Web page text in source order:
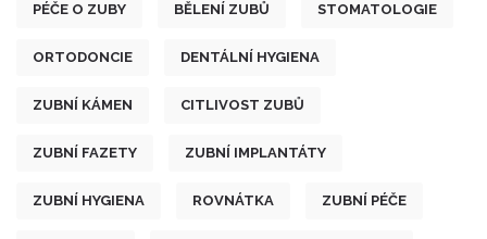
PÉČE O ZUBY BĚLENÍ ZUBŮ STOMATOLOGIE
ORTODONCIE DENTÁLNÍ HYGIENA
ZUBNÍ KÁMEN CITLIVOST ZUBŮ
ZUBNÍ FAZETY ZUBNÍ IMPLANTÁTY
ZUBNÍ HYGIENA ROVNÁTKA ZUBNÍ PÉČE